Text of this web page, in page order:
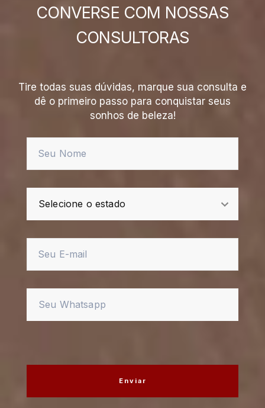
CONVERSE COM NOSSAS
CONSULTORAS
Tire todas suas dúvidas, marque sua consulta e
dê o primeiro passo para conquistar seus
sonhos de beleza!